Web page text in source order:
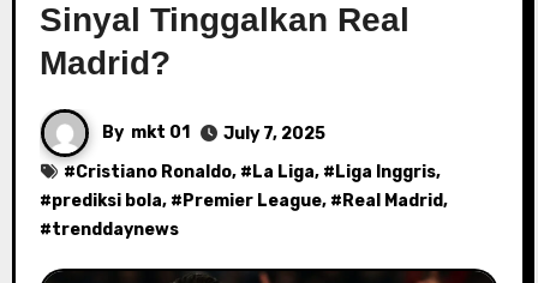
Sinyal Tinggalkan Real
Madrid?
By mkt 01
July 7, 2025
#Cristiano Ronaldo, # La Liga, # Liga Inggris,
#prediksi bola, # Premier League, # Real Madrid,
#trenddaynews